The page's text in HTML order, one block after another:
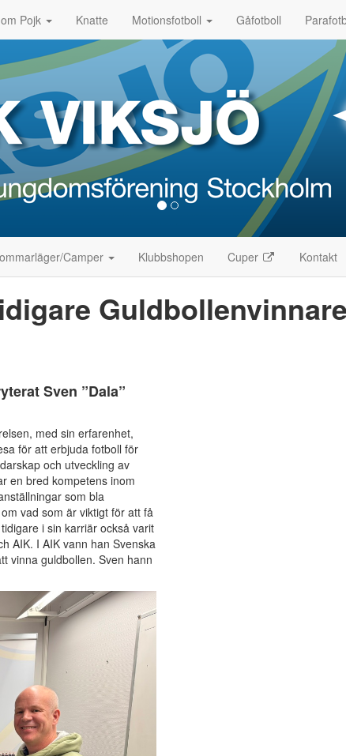
Pojk Knatte Motionsfotboll Gåfotboll
Camper Klubbshopen Cuper Kontakt
Guldbollenvinnare
Sven ”Dala”
med sin erfarenhet,
för att erbjuda fotboll för
och utveckling av
en bred kompetens inom
som bla
vad som är viktigt för att få
i sin karriär också varit
AIK. I AIK vann han Svenska
vinna guldbollen. Sven hann